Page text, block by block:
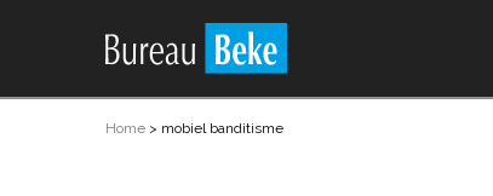
Home > mobiel banditisme